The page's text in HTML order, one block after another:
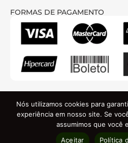
FORMAS DE PAGAMENTO
NOSSAS
Nós utilizamos cookies para
experiência em nosso site. Se
assumimos que você
Aceitar
Política